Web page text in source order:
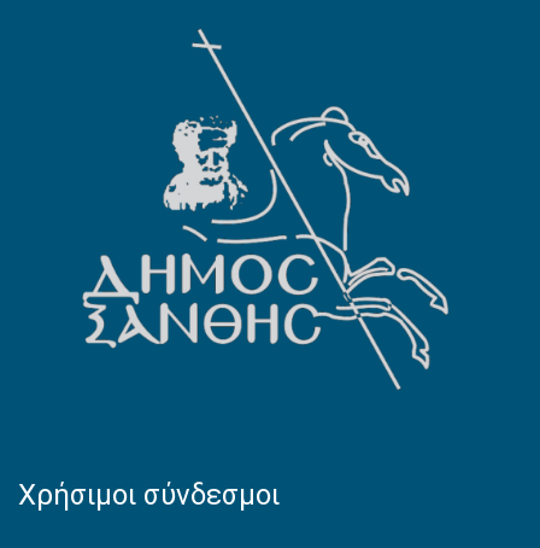
Χρήσιμοι σύνδεσμοι